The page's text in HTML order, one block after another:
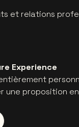
et relations
Experience
une proposition